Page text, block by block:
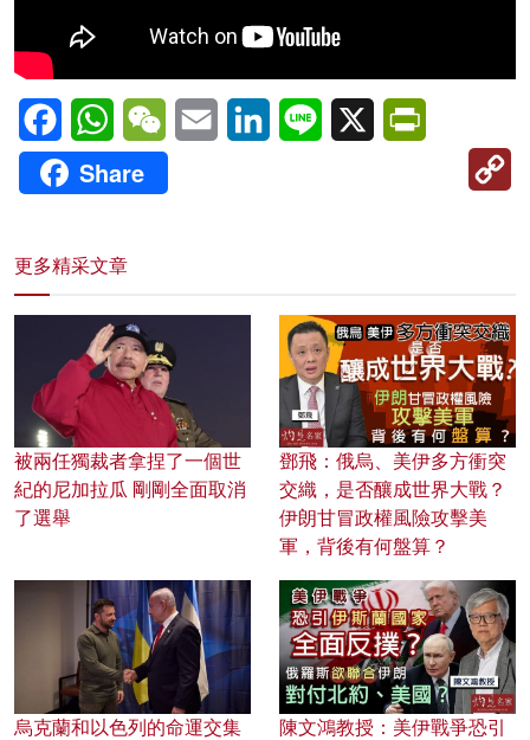
FacebookWhatsAppWeChatEmail LinkedInLine X
Share
更多精采文章
被兩任獨裁者拿捏了一個世
紀的尼加拉瓜 剛剛全面取消
了選舉
鄧飛：俄烏、美伊多方衝突
交織，是否釀成世界大戰？
伊朗甘冒政權風險攻擊美
軍，背後有何盤算？
烏克蘭和以色列的命運交集
陳文鴻教授：美伊戰爭恐引